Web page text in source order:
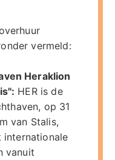
vermeld:
Heraklion
HER is de
op 31
van Stalis,
internationale
vanuit